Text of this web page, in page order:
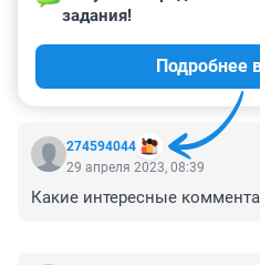
Юрченко Андрей
человек!А вот
(позорище…Единая Россия)
274594044
задания!
Подробнее
29 апреля 2023, 08:39
Какие интересные